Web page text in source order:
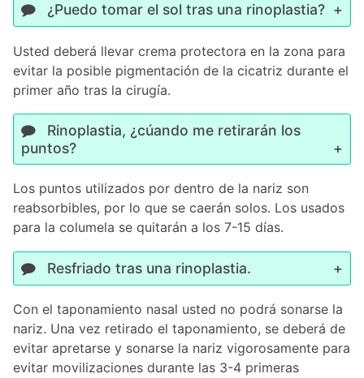
¿Puedo tomar el sol tras una rinoplastia?
Usted deberá llevar crema protectora en la zona para
evitar la posible pigmentación de la cicatriz durante el
primer año tras la cirugía.
Rinoplastia, ¿cúando me retirarán los
puntos?
Los puntos utilizados por dentro de la nariz son
reabsorbibles, por lo que se caerán solos. Los usados
para la columela se quitarán a los 7-15 días.
Resfriado tras una rinoplastia.
Con el taponamiento nasal usted no podrá sonarse la
nariz. Una vez retirado el taponamiento, se deberá de
evitar apretarse y sonarse la nariz vigorosamente para
evitar movilizaciones durante las 3-4 primeras